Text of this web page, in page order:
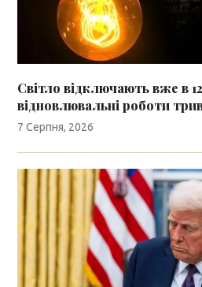
Світло відключають вже в
відновлювальні роботи
7 Серпня, 2026